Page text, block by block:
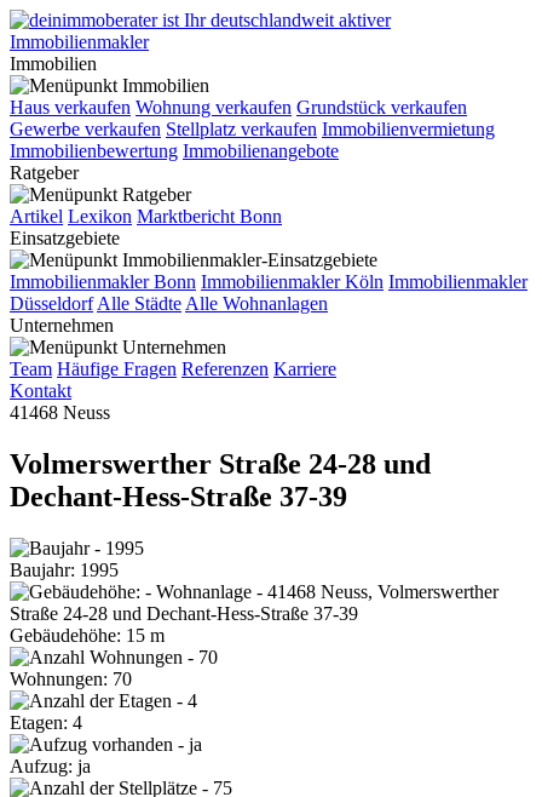
Immobilien
Haus verkaufen Wohnung verkaufen Grundstück verkaufen
Gewerbe verkaufen Stellplatz verkaufen Immobilienvermietung
Immobilienbewertung Immobilienangebote
Ratgeber
Artikel Lexikon Marktbericht Bonn
Einsatzgebiete
Immobilienmakler Bonn Immobilienmakler Köln Immobilienmakler
Düsseldorf Alle Städte Alle Wohnanlagen
Unternehmen
Team Häufige Fragen Referenzen Karriere
Kontakt
41468 Neuss
Volmerswerther Straße 24-28 und
Dechant-Hess-Straße 37-39
Baujahr: 1995
Gebäudehöhe: 15 m
Wohnungen: 70
Etagen: 4
Aufzug: ja